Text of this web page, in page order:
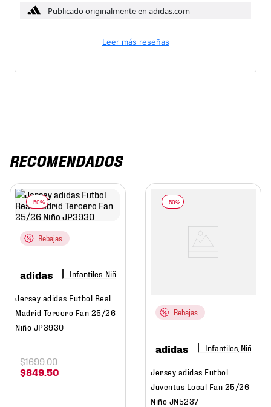
Publicado originalmente en adidas.com
Leer más reseñas
RECOMENDADOS
Rebajas
adidas Infantiles, Niño
Jersey adidas Futbol Real
Madrid Tercero Fan 25/26
Niño JP3930
$849.50
$1699.00
Rebajas
adidas Infantiles, Niño
Jersey adidas Futbol
Juventus Local Fan 25/26
Niño JN5237